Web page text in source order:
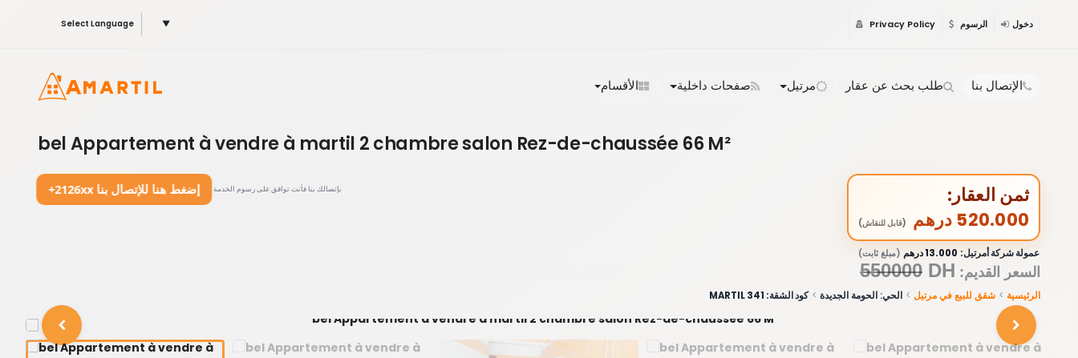
Select Language ▼ Privacy Policy الرسوم دخول
الإتصال بنا طلب بحث عن عقار مرتيل صفحات داخلية الأقسام
bel Appartement à vendre à martil 2 chambre salon Rez-de-chaussée 66 M²
+2126xx إضغط هنا للإتصال بنا بإتصالك بنا فأنت توافق على رسوم الخدمة
ثمن العقار:
520.000 درهم
(قابل للنقاش)
عمولة شركة أمرتيل: 13.000 درهم (مبلغ ثابت)
550000 DH :السعر القديم
الرئيسية شقق للبيع في مرتيل الحي: الحومة الجديدة كود الشقة: 341 MARTIL